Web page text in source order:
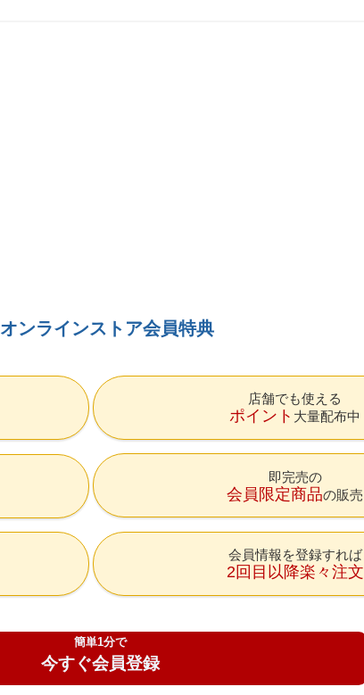
オンラインストア会員特典
店舗でも使える
ポイント 大量配布中
即完売の
会員限定商品の販売
会員情報を登録すれば
2回目以降楽々注文
簡単1分で
今すぐ会員登録